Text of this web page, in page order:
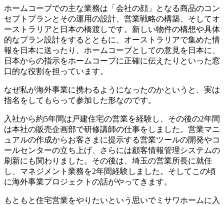
ホームコープでの主な業務は「会社の顔」となる商品のコン
セプトプランとその運用の設計、営業戦略の構築、そしてオ
ーストラリアと日本の橋渡しです。新しい物件の構想や具体
的なプラン設計をするとともに、オーストラリアで集めた情
報を日本に送ったり、ホームコープとしての意見を日本に、
日本からの指示をホームコープに正確に伝えたりといった窓
口的な役割を担っています。
なぜ私が海外事業に携わるようになったのかというと、実は
指名をしてもらって参加した形なのです。
入社から約5年間は戸建住宅の営業を経験し、その後の2年間
は本社の販売企画部で研修講師の仕事をしました。営業マニ
ュアルの作成からお客さまに提示する営業ツールの開発やコ
ールセンターの立ち上げ、さらには顧客情報管理システムの
刷新にも関わりました。その後は、埼玉の営業所長に就任
し、マネジメント業務を2年間経験しました。そしてこの頃
に海外事業プロジェクトの話がやってきます。
もともと住宅営業をやりたいという思いでミサワホームに入